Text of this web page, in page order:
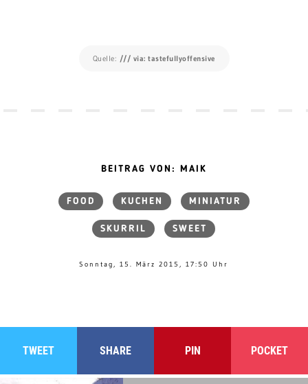
Quelle: /// via: tastefullyoffensive
BEITRAG VON: MAIK
FOOD KUCHEN MINIATUR
SKURRIL SWEET
Sonntag, 15. März 2015, 17:50 Uhr
TWEET SHARE PIN POCKET